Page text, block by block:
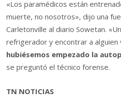
«Los paramédicos están
muerte, no nosotros», dijo una
Carletonville al diario Sowetan.
refrigerador y encontrar a alguien
hubiésemos empezado la
se preguntó el técnico forense.
TN NOTICIAS